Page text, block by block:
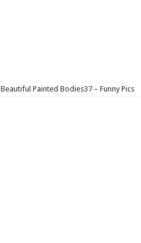
Beautiful Painted Bodies37 – Funny Pics